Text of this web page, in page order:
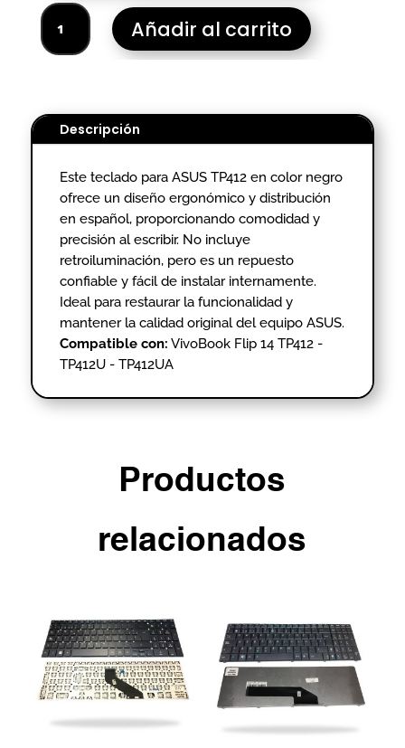
TECLADO
PORTATIL
ASUS
Añadir al carrito
Descripción
Este teclado para ASUS TP412 en color negro
ofrece un diseño ergonómico y distribución
en español, proporcionando comodidad y
precisión al escribir. No incluye
retroiluminación, pero es un repuesto
confiable y fácil de instalar internamente.
Ideal para restaurar la funcionalidad y
mantener la calidad original del equipo ASUS.
Compatible con: VivoBook Flip 14 TP412 -
TP412U - TP412UA
Productos
relacionados